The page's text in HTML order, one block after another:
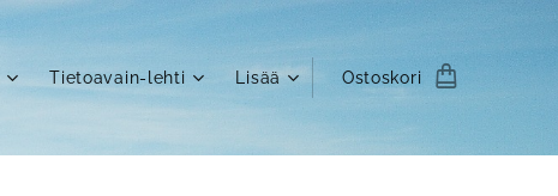
Tietoavain-lehti Lisää Ostoskori